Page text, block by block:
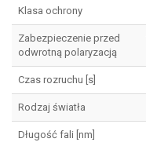
Klasa ochrony
Zabezpieczenie przed
odwrotną polaryzacją
Czas rozruchu [s]
Rodzaj światła
Długość fali [nm]